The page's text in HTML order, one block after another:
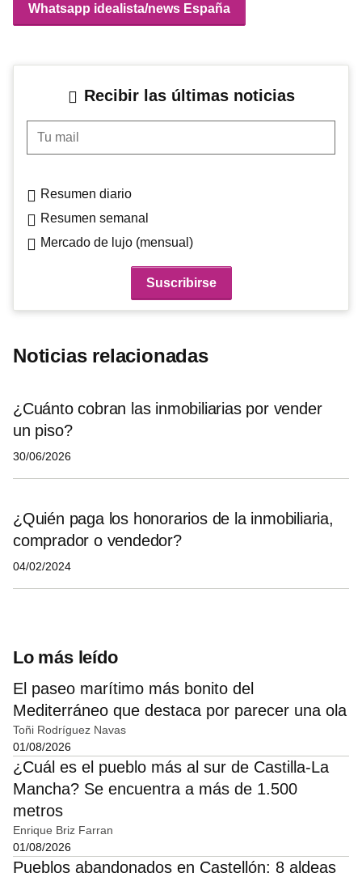
Whatsapp idealista/news España
Recibir las últimas noticias
Tu mail
Resumen diario
Resumen semanal
Mercado de lujo (mensual)
Noticias relacionadas
¿Cuánto cobran las inmobiliarias por vender
un piso?
30/06/2026
¿Quién paga los honorarios de la inmobiliaria,
comprador o vendedor?
04/02/2024
Lo más leído
El paseo marítimo más bonito del
Mediterráneo que destaca por parecer una ola
Toñi Rodríguez Navas
01/08/2026
¿Cuál es el pueblo más al sur de Castilla-La
Mancha? Se encuentra a más de 1.500
metros
Enrique Briz Farran
01/08/2026
Pueblos abandonados en Castellón: 8 aldeas